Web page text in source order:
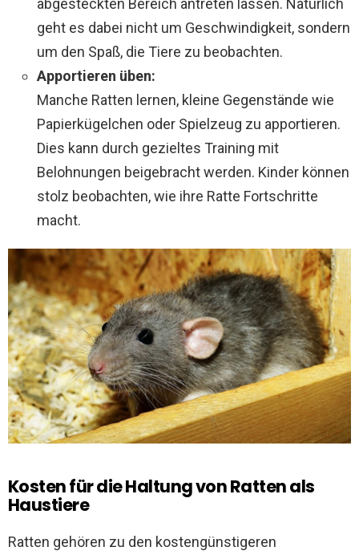
abgesteckten Bereich antreten lassen. Natürlich
geht es dabei nicht um Geschwindigkeit, sondern
um den Spaß, die Tiere zu beobachten.
Apportieren üben:
Manche Ratten lernen, kleine Gegenstände wie
Papierkügelchen oder Spielzeug zu apportieren.
Dies kann durch gezieltes Training mit
Belohnungen beigebracht werden. Kinder können
stolz beobachten, wie ihre Ratte Fortschritte
macht.
Kosten für die Haltung von Ratten als
Haustiere
Ratten gehören zu den kostengünstigeren